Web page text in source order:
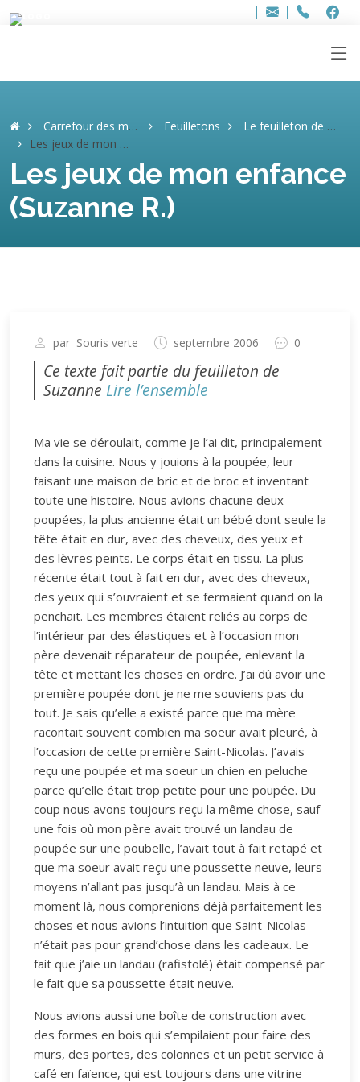
Adresse
info..hâthe..
Tel.
Tel.
Carrefour des mémoires Feuilletons
Le feuilleton de Suzanne
Les jeux de mon enfance (Suzanne R.)
Les jeux de mon enfance
(Suzanne R.)
par Souris verte septembre 2006 0
Ce texte fait partie du feuilleton de
Suzanne Lire l’ensemble
Ma vie se déroulait, comme je l’ai dit, principalement
dans la cuisine. Nous y jouions à la poupée, leur
faisant une maison de bric et de broc et inventant
toute une histoire. Nous avions chacune deux
poupées, la plus ancienne était un bébé dont seule la
tête était en dur, avec des cheveux, des yeux et
des lèvres peints. Le corps était en tissu. La plus
récente était tout à fait en dur, avec des cheveux,
des yeux qui s’ouvraient et se fermaient quand on la
penchait. Les membres étaient reliés au corps de
l’intérieur par des élastiques et à l’occasion mon
père devenait réparateur de poupée, enlevant la
tête et mettant les choses en ordre. J’ai dû avoir une
première poupée dont je ne me souviens pas du
tout. Je sais qu’elle a existé parce que ma mère
racontait souvent combien ma soeur avait pleuré, à
l’occasion de cette première Saint-Nicolas. J’avais
reçu une poupée et ma soeur un chien en peluche
parce qu’elle était trop petite pour une poupée. Du
coup nous avons toujours reçu la même chose, sauf
une fois où mon père avait trouvé un landau de
poupée sur une poubelle, l’avait tout à fait retapé et
que ma soeur avait reçu une poussette neuve, leurs
moyens n’allant pas jusqu’à un landau. Mais à ce
moment là, nous comprenions déjà parfaitement les
choses et nous avions l’intuition que Saint-Nicolas
n’était pas pour grand’chose dans les cadeaux. Le
fait que j’aie un landau (rafistolé) était compensé par
le fait que sa poussette était neuve.
Nous avions aussi une boîte de construction avec
des formes en bois qui s’empilaient pour faire des
murs, des portes, des colonnes et un petit service à
café en faïence, qui est toujours dans une vitrine